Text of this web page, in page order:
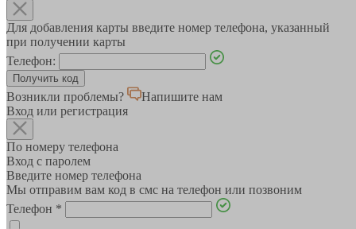
Для добавления карты введите номер телефона, указанный
при получении карты
Телефон:
Возникли проблемы?
Напишите нам
Вход или регистрация
По номеру телефона
Вход с паролем
Введите номер телефона
Мы отправим вам код в смс на телефон или позвоним
Телефон *